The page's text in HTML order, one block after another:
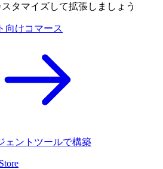
タマイズして拡張しましょう
向けコマース
ェントツールで構築